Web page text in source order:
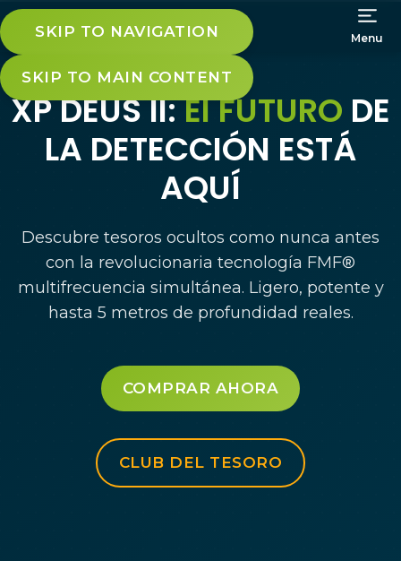
SKIP TO NAVIGATION
SKIP TO MAIN CONTENT
Menu
XP DEUS II:El FUTURO DE
LA DETECCIÓN ESTÁ
AQUÍ
Descubre tesoros ocultos como nunca antes
con la revolucionaria tecnología FMF®
multifrecuencia simultánea. Ligero, potente y
hasta 5 metros de profundidad reales.
COMPRAR AHORA
CLUB DEL TESORO